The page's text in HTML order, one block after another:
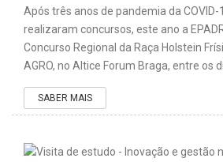
Após três anos de pandemia da COVID-
realizaram concursos, este ano a
Concurso Regional da Raça Holstein
AGRO, no Altice Forum Braga, entre os
SABER MAIS